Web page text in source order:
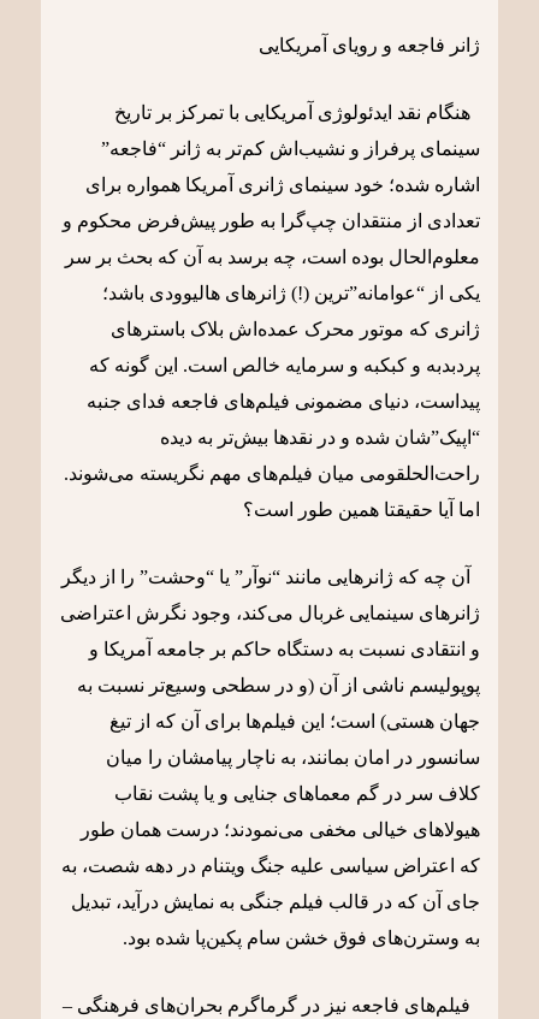
ژانر فاجعه و رویای آمریکایی
هنگام نقد ایدئولوژی آمریکایی با تمرکز بر تاریخ
سینمای پرفراز و نشیب‌اش کم‌تر به ژانر “فاجعه”
اشاره شده؛ خود سینمای ژانری آمریکا همواره برای
تعدادی از منتقدان چپ‌گرا به طور پیش‌فرض محکوم و
معلوم‌الحال بوده است، چه برسد به آن که بحث بر سر
یکی از “عوامانه”ترین (!) ژانرهای هالیوودی باشد؛
ژانری که موتور محرک عمده‌اش بلاک ‌باسترهای
پردبدبه‌ و کبکبه و سرمایه خالص است. این گونه که
پیداست، دنیای مضمونی فیلم‌های فاجعه فدای جنبه
“اپیک”شان شده و در نقدها بیش‌تر به دیده
راحت‌الحلقومی میان فیلم‌های مهم نگریسته می‌شوند.
اما آیا حقیقتا همین طور است؟
آن چه که ژانرهایی مانند “نوآر” یا “وحشت” را از دیگر
ژانرهای سینمایی غربال می‌کند، وجود نگرش اعتراضی
و انتقادی نسبت به دستگاه حاکم بر جامعه آمریکا و
پوپولیسم ناشی از آن (و در سطحی وسیع‌تر نسبت به
جهان هستی) است؛ این فیلم‌ها برای آن که از تیغ
سانسور در امان بمانند، به ناچار پیامشان را میان
کلاف سر در گم معماهای جنایی و یا پشت نقاب
هیولاهای خیالی مخفی می‌نمودند؛ درست همان طور
که اعتراض سیاسی علیه جنگ ویتنام در دهه شصت، به
جای آن که در قالب فیلم جنگی به نمایش درآید، تبدیل
به وسترن‌های فوق خشن سام پکین‌پا شده بود.
فیلم‌های فاجعه نیز در گرماگرم بحران‌های فرهنگی –